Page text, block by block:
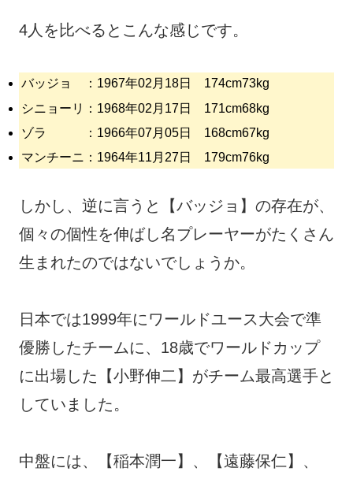
4人を比べるとこんな感じです。
バッジョ ：1967年02月18日 174cm73kg
シニョーリ：1968年02月17日 171cm68kg
ゾラ ：1966年07月05日 168cm67kg
マンチーニ：1964年11月27日 179cm76kg
しかし、逆に言うと【バッジョ】の存在が、
個々の個性を伸ばし名プレーヤーがたくさん
生まれたのではないでしょうか。
日本では1999年にワールドユース大会で準
優勝したチームに、18歳でワールドカップ
に出場した【小野伸二】がチーム最高選手と
していました。
中盤には、【稲本潤一】、【遠藤保仁】、